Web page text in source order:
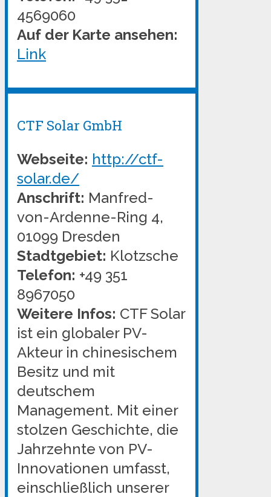
4569060
Auf der Karte ansehen:
Link
CTF Solar GmbH
Webseite: http://ctf-
solar.de/
Anschrift: Manfred-
von-Ardenne-Ring 4,
01099 Dresden
Stadtgebiet: Klotzsche
Telefon: +49 351
8967050
Weitere Infos: CTF Solar
ist ein globaler PV-
Akteur in chinesischem
Besitz und mit
deutschem
Management. Mit einer
stolzen Geschichte, die
Jahrzehnte von PV-
Innovationen umfasst,
einschließlich unserer